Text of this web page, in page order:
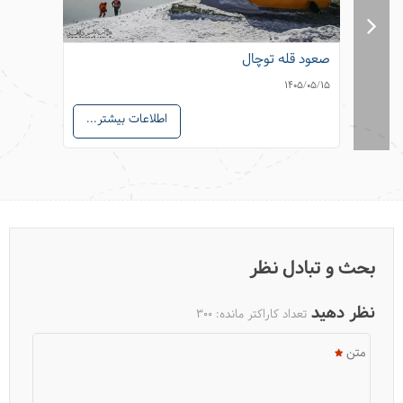
صعود قله توچال
1405/05/15
اطلاعات بیشتر...
بحث و تبادل نظر
نظر دهید تعداد کاراکتر مانده: 300
متن